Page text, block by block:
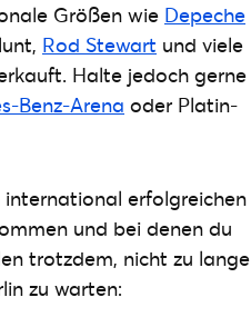
Größen wie Depeche
Rod Stewart und viele
Halte jedoch gerne
Benz-Arena oder Platin-
erfolgreichen
und bei denen du
trotzdem, nicht zu lange
zu warten: